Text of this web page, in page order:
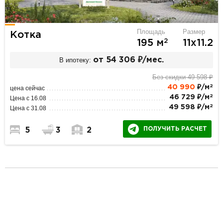
Котка Площадь
195 м2
Размер
11х11.2
В ипотеку: от 54 306 ₽/мес.
Без скидки 49 598 ₽
цена сейчас 40 990 ₽/м 2
Цена с 16.08 46 729 ₽/м 2
Цена с 31.08 49 598 ₽/м 2
5 3 2 ПОЛУЧИТЬ РАСЧЕТ